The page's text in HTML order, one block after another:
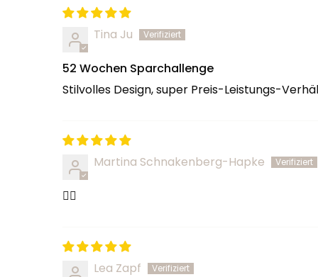
Tina Ju
52 Wochen Sparchallenge
Stilvolles Design, super Preis-Leistungs-
Martina Schnakenberg-Hapke
👍🏻
Lea Zapf